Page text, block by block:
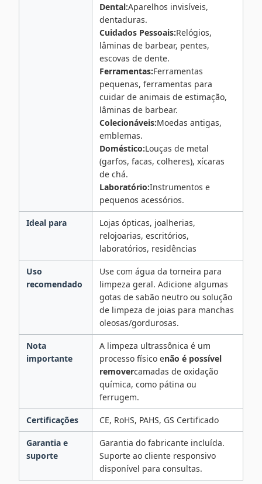
Dental:Aparelhos invisíveis,
dentaduras.
Cuidados Pessoais:Relógios,
lâminas de barbear, pentes,
escovas de dente.
Ferramentas:Ferramentas
pequenas, ferramentas para
cuidar de animais de estimação,
lâminas de barbear.
Colecionáveis:Moedas antigas,
emblemas.
Doméstico:Louças de metal
(garfos, facas, colheres), xícaras
de chá.
Laboratório:Instrumentos e
pequenos acessórios.
Ideal para
Lojas ópticas, joalherias,
relojoarias, escritórios,
laboratórios, residências
Uso
recomendado
Use com água da torneira para
limpeza geral. Adicione algumas
gotas de sabão neutro ou solução
de limpeza de joias para manchas
oleosas/gordurosas.
Nota
importante
A limpeza ultrassônica é um
processo físico enão é possível
removercamadas de oxidação
química, como pátina ou
ferrugem.
Certificações CE, RoHS, PAHS, GS Certificado
Garantia e
suporte
Garantia do fabricante incluída.
Suporte ao cliente responsivo
disponível para consultas.